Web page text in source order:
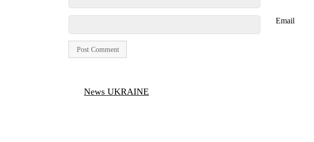
Email
News UKRAINE